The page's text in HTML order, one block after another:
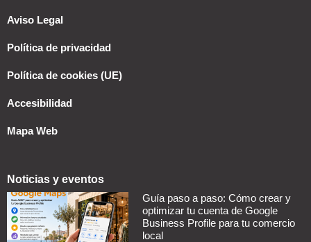
Aviso Legal
Política de privacidad
Política de cookies (UE)
Accesibilidad
Mapa Web
Noticias y eventos
Guía paso a paso: Cómo crear y
optimizar tu cuenta de Google
Business Profile para tu comercio
local